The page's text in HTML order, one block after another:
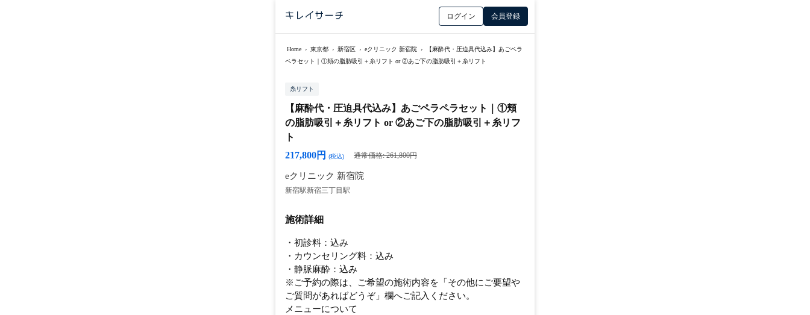
ログイン 会員登録
Home › 東京都 › 新宿区 › eクリニック 新宿院 ›
【麻酔代・圧迫具代込み】あごペラ
ペラセット｜①頬の脂肪吸引＋糸リフト or ②あご下の脂肪吸引＋糸リフト
糸リフト
【麻酔代・圧迫具代込み】あごペラペラセット｜①頬
の脂肪吸引＋糸リフト or ②あご下の脂肪吸引＋糸リフ
ト
217,800円
(税込) 通常価格: 261,800円
eクリニック 新宿院
新宿駅新宿三丁目駅
施術詳細
・初診料：込み
・カウンセリング料：込み
・静脈麻酔：込み
※ご予約の際は、ご希望の施術内容を「その他にご要望や
ご質問があればどうぞ」欄へご記入ください。
メニューについて